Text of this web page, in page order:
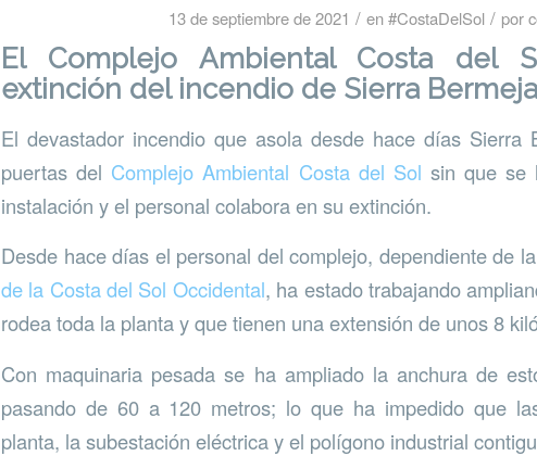
13 de septiembre de 2021 / en#CostaDelSol / por
El Complejo Ambiental Costa del
extinción del incendio de Sierra Bermeja
El devastador incendio que asola desde hace días
puertas del Complejo Ambiental Costa del Sol sin que se
instalación y el personal colabora en su extinción.
Desde hace días el personal del complejo, dependiente de la
de la Costa del Sol Occidental, ha estado trabajando
rodea toda la planta y que tienen una extensión de unos 8
Con maquinaria pesada se ha ampliado la anchura de
pasando de 60 a 120 metros; lo que ha impedido que
planta, la subestación eléctrica y el polígono industrial